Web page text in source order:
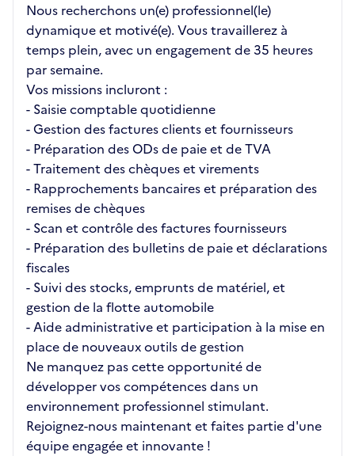
Nous recherchons un(e) professionnel(le)
dynamique et motivé(e). Vous travaillerez à
temps plein, avec un engagement de 35 heures
par semaine.
Vos missions incluront :
- Saisie comptable quotidienne
- Gestion des factures clients et fournisseurs
- Préparation des ODs de paie et de TVA
- Traitement des chèques et virements
- Rapprochements bancaires et préparation des
remises de chèques
- Scan et contrôle des factures fournisseurs
- Préparation des bulletins de paie et déclarations
fiscales
- Suivi des stocks, emprunts de matériel, et
gestion de la flotte automobile
- Aide administrative et participation à la mise en
place de nouveaux outils de gestion
Ne manquez pas cette opportunité de
développer vos compétences dans un
environnement professionnel stimulant.
Rejoignez-nous maintenant et faites partie d'une
équipe engagée et innovante !